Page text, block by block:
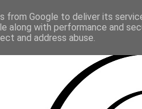
from Google to deliver its
along with performance and
and address abuse.